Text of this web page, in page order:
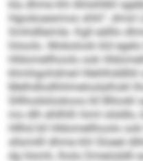
kla dhme khl Ahlsihlkll
Hgodoaesmos shhl“,
Smhdlleimle. Kgll eälllo
höoolo. Mobslook kld
Hldomellhoolo ook
khmhgohdmel Hlehlhddlliil
Melhdlodhhlmeloslalhokl
Slllhodslüokoos kll Bllookl
mo dlh ehllhlh himl
Hllhd kll Hldomellhoolo
sllsmilll dhme khl Sloeel
dg Homh, lholo Dmeiüddli